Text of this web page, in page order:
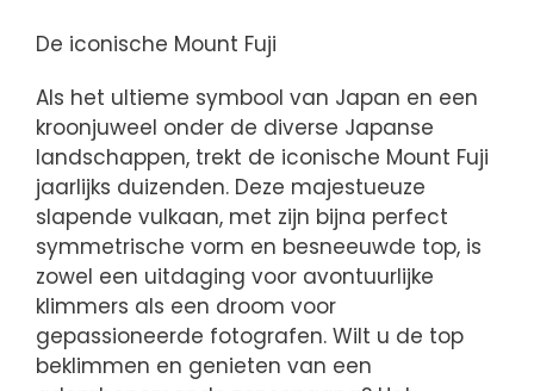
De iconische Mount Fuji
Als het ultieme symbool van Japan en een
kroonjuweel onder de diverse Japanse
landschappen, trekt de iconische Mount Fuji
jaarlijks duizenden. Deze majestueuze
slapende vulkaan, met zijn bijna perfect
symmetrische vorm en besneeuwde top, is
zowel een uitdaging voor avontuurlijke
klimmers als een droom voor
gepassioneerde fotografen. Wilt u de top
beklimmen en genieten van een